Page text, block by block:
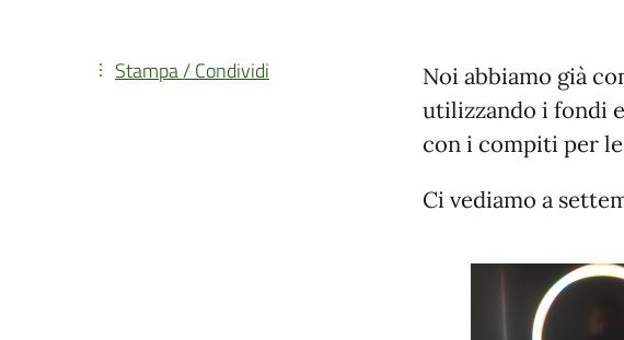
Noi abbiamo già
utilizzando i fondi
con i compiti per le
Ci vediamo a
Stampa / Condividi